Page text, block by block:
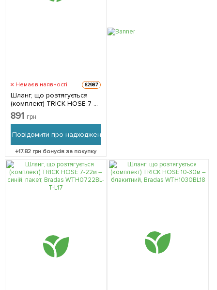
Немає в наявності 62987
Шланг, що розтягується
(комплект) TRICK HOSE 7-
22м – зелений, пакет,
Bradas WTH0722GR-T-L
891 грн
Повідомити про надходження
+17.82 грн бонусів за покупку